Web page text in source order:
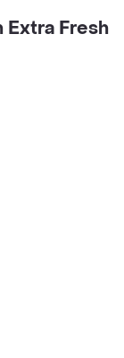
Fresh